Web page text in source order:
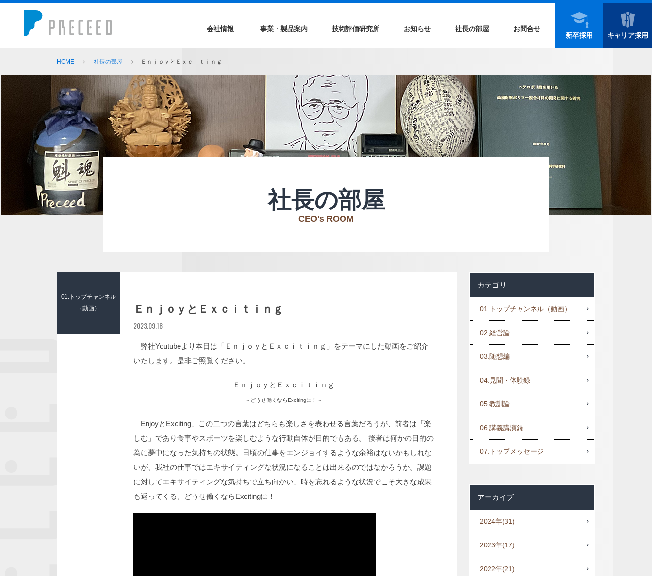
会社情報 事業・製品案内 技術評価研究所 お知らせ 社長の部屋
お問合せ
新卒採用
キャリア採用
HOME 社長の部屋 ＥｎｊｏｙとＥｘｃｉｔｉｎｇ
社長の部屋
CEO's ROOM
01.トップチャンネル
（動画）
ＥｎｊｏｙとＥｘｃｉｔｉｎｇ
2023.09.18
弊社Youtubeより本日は「ＥｎｊｏｙとＥｘｃｉｔｉｎｇ」をテーマにした動画をご紹介
いたします。是非ご照覧ください。
ＥｎｊｏｙとＥｘｃｉｔｉｎｇ
～どうせ働くならExcitingに！～
EnjoyとExciting、この二つの言葉はどちらも楽しさを表わせる言葉だろうが、前者は「楽
しむ」であり食事やスポーツを楽しむような行動自体が目的でもある。 後者は何かの目的の
為に夢中になった気持ちの状態。日頃の仕事をエンジョイするような余裕はないかもしれな
いが、我社の仕事ではエキサイティングな状況になることは出来るのではなかろうか。課題
に対してエキサイティングな気持ちで立ち向かい、時を忘れるような状況でこそ大きな成果
も返ってくる。どうせ働くならExcitingに！
カテゴリ
01.トップチャンネル（動画）
02.経営論
03.随想編
04.見聞・体験録
05.教訓論
06.講義講演録
07.トップメッセージ
アーカイブ
2024年(31)
2023年(17)
2022年(21)